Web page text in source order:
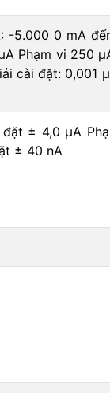
-5.000 0 mA
Phạm vi 250
cài đặt: 0,001
± 4,0 μA
± 40 nA